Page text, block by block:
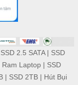
SSD 2.5 SATA| SSD
Ram Laptop| SSD
| SSD 2TB| Hút Bụi